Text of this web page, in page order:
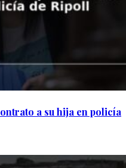
a su hija en policía